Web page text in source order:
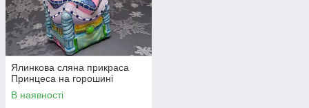
Ялинкова сляна прикраса
Принцеса на горошині
В наявності